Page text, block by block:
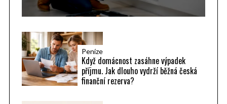
Peníze
Když domácnost zasáhne výpadek
příjmu. Jak dlouho vydrží běžná česká
finanční rezerva?